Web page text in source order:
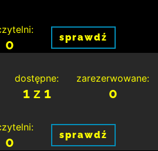
0 sprawdź
dostępne:
1 z 1
zarezerwowane:
0
0 sprawdź